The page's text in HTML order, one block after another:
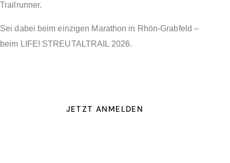
Trailrunner.
Sei dabei beim einzigen Marathon in Rhön-Grabfeld –
beim LIFE! STREUTALTRAIL 2026.
JETZT ANMELDEN